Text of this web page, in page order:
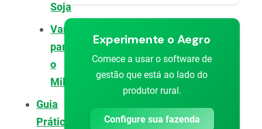
Soja
Vantagens
para
o
Milho
Guia
Prático:
Experimente o Aegro
Comece a usar o software de
gestão que está ao lado do
produtor rural.
Configure sua fazenda